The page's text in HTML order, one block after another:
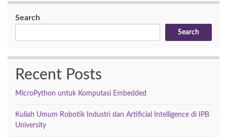
Search
Search
Recent Posts
MicroPython untuk Komputasi Embedded
Kuliah Umum Robotik Industri dan Artificial Intelligence di IPB
University